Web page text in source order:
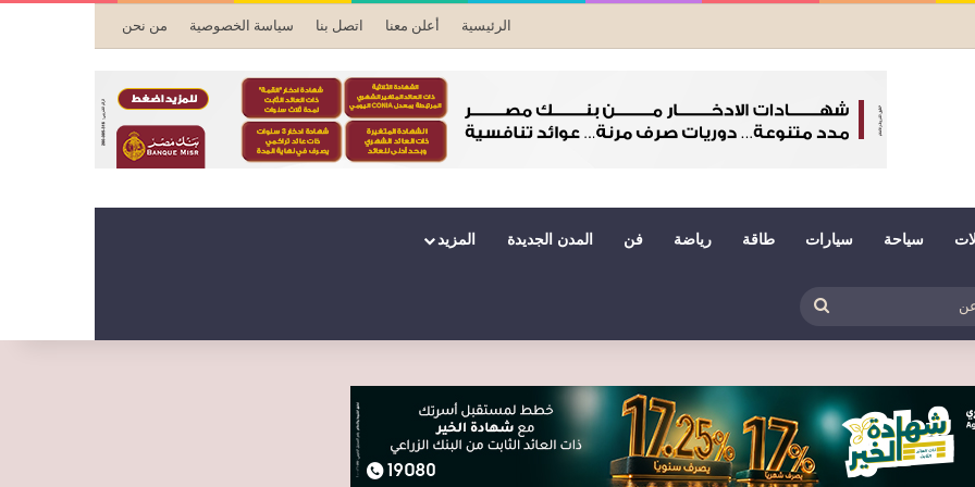
الرئيسية أعلن معنا اتصل بنا سياسة الخصوصية من نحن
سياحة سيارات طاقة رياضة فن المدن الجديدة المزيد
عن